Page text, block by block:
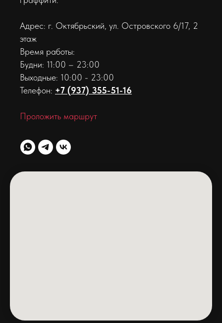
Адрес: г. Октябрьский, ул. Островского 6/17, 2
этаж
Время работы:
Будни: 11:00 – 23:00
Выходные: 10:00 - 23:00
Телефон: +7 (937) 355-51-16
Проложить маршрут